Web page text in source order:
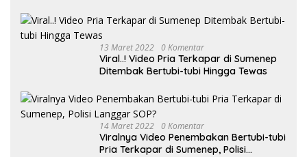
13 Maret 2022 0 Komentar
Viral..! Video Pria Terkapar di Sumenep
Ditembak Bertubi-tubi Hingga Tewas
14 Maret 2022 0 Komentar
Viralnya Video Penembakan Bertubi-tubi
Pria Terkapar di Sumenep, Polisi